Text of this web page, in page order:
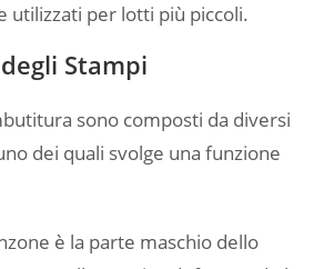
utilizzati per lotti più piccoli.
Stampi
sono composti da diversi
dei quali svolge una funzione
è la parte maschio dello